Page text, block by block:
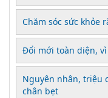
Chăm sóc sức khỏe
Đổi mới toàn diện,
Nguyên nhân, triệu
chân bẹt